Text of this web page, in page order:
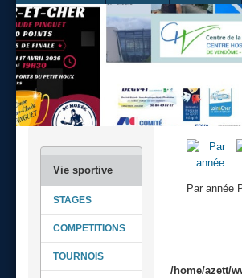
STAGES
COMPETITIONS
TOURNOIS
Par année
/home/azett/